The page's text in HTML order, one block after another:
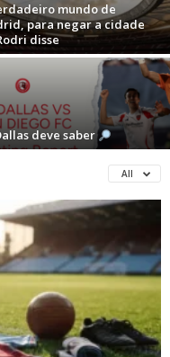
mundo de
para negar a cidade
disse
deve saber
All